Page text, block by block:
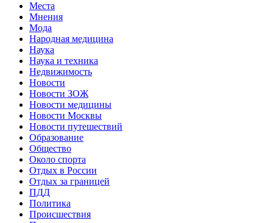
Места
Мнения
Мода
Народная медицина
Наука
Наука и техника
Недвижимость
Новости
Новости ЗОЖ
Новости медицины
Новости Москвы
Новости путешествий
Образование
Общество
Около спорта
Отдых в России
Отдых за границей
ПДД
Политика
Происшествия